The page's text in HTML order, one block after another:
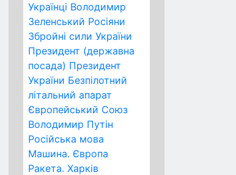
Українці Володимир
Зеленський Росіяни
Збройні сили України
Президент (державна
посада) Президент
України Безпілотний
літальний апарат
Європейський Союз
Володимир Путін
Російська мова
Машина. Європа
Ракета. Харків